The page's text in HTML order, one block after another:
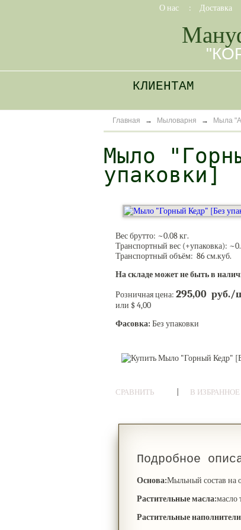
О нас : Доставка
КЛИЕНТАМ
Главная → Мыловарня → Мыла
Мыло
упаковки]
Вес брутто: ~0.08кг.
Транспортный вес (+упаковка): ~
Транспортный объём: 86 см.куб.
На складе может не быть в
Розничная цена: 295,00 руб./
или $ 4,00
Фасовка: Без упаковки
СРАВНИТЬ В ИЗБРАННОЕ
Подробное
Основа:Мыльный состав на
Растительные масла:масло
Растительные